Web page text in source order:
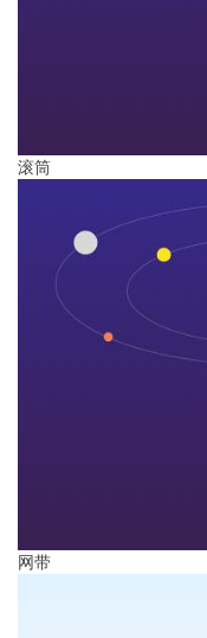
滚筒
网带